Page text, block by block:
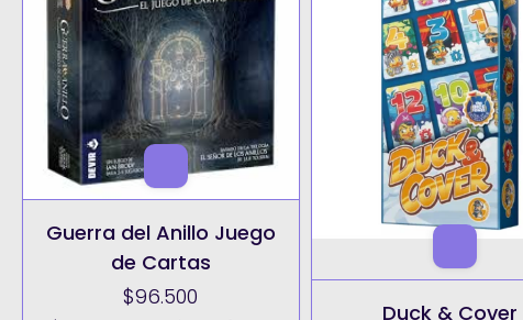
Guerra del Anillo Juego
de Cartas
$96.500
Duck & Cover